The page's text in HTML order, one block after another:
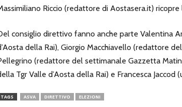
Riccio (redattore di Aostasera.it) ricopre
consiglio direttivo fanno anche parte Valentina
della Rai), Giorgio Macchiavello (redattore
(redattore del settimanale Gazzetta
Tgr Valle d’Aosta della Rai) e Francesca
TAGS ASVA DIRETTIVO ELEZIONI